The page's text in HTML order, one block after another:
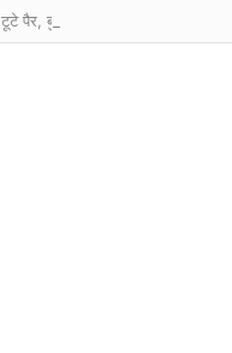
टूटे पैर, बुलंद हौसले! ओडिशा में 250 KM